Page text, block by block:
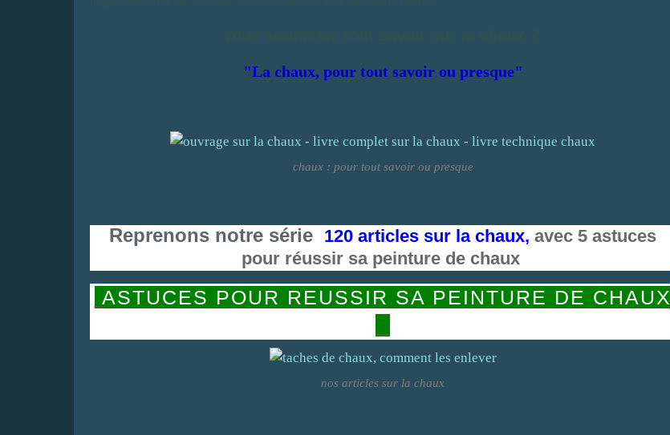
"La chaux, pour tout savoir ou presque"
chaux : pour tout savoir ou presque
Reprenons notre série 120 articles sur la chaux, avec 5 astuces
pour réussir sa peinture de chaux
ASTUCES POUR REUSSIR SA PEINTURE DE CHAUX
nos articles sur la chaux